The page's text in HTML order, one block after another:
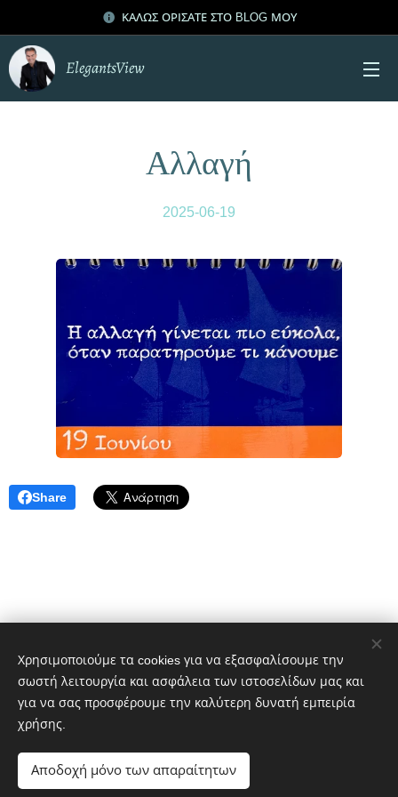
ΚΑΛΩΣ ΟΡΙΣΑΤΕ ΣΤΟ BLOG ΜΟΥ
ElegantsView
Αλλαγή
2025-06-19
Share
Δημήτρης Πελέκης
dpelekisphoto@gmail.com
Cookies
Χρησιμοποιούμε τα cookies για να εξασφαλίσουμε την
σωστή λειτουργία και ασφάλεια των ιστοσελίδων μας και
για να σας προσφέρουμε την καλύτερη δυνατή εμπειρία
χρήσης.
Αποδοχή μόνο των απαραίτητων